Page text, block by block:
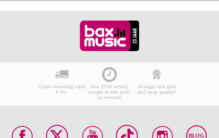
Gratis verzending vanaf
€ 99,-
Voor 23:00 besteld,
morgen in huis (mits
op voorraad)
30 dagen 'niet goed
geld terug' garantie!
BLOG